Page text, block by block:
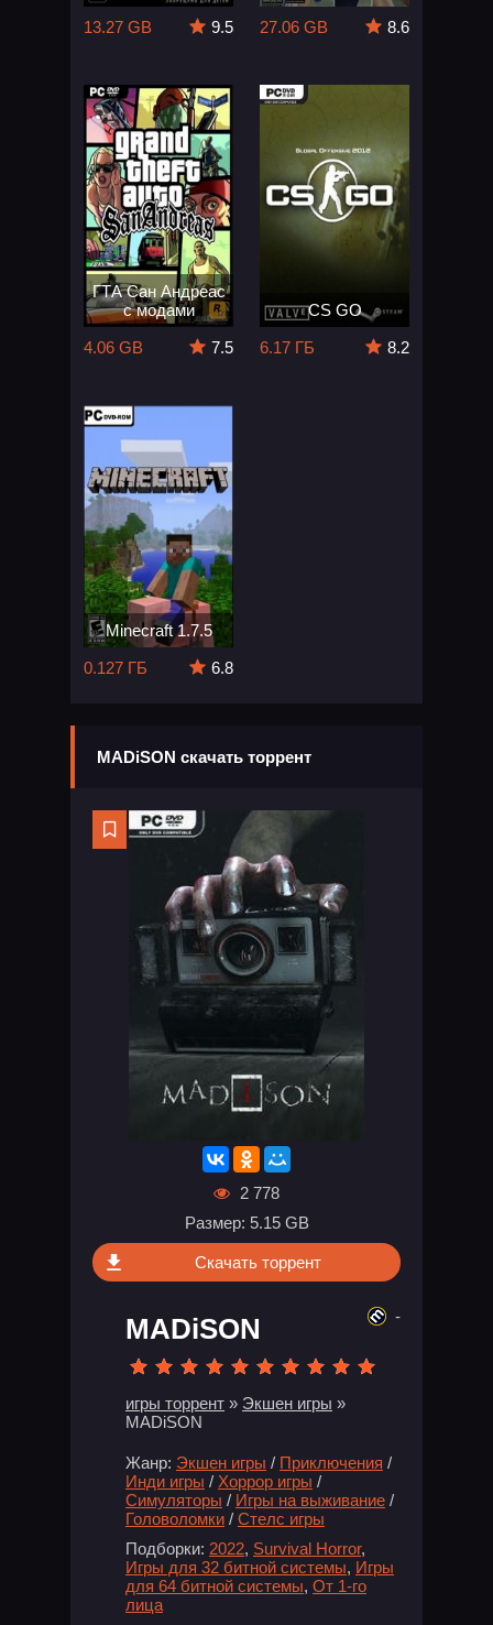
13.27 GB
9.5
27.06 GB
8.6
ГТА Сан Андреас
с модами
4.06 GB
7.5
CS GO
6.17 ГБ
8.2
Minecraft 1.7.5
0.127 ГБ
6.8
MADiSON скачать торрент
2 778
Размер: 5.15 GB
Скачать торрент
MADiSON
игры торрент » Экшен игры »
MADiSON
Жанр: Экшен игры / Приключения /
Инди игры / Хоррор игры /
Симуляторы / Игры на выживание /
Головоломки / Стелс игры
Подборки: 2022, Survival Horror,
Игры для 32 битной системы, Игры
для 64 битной системы, От 1-го
лица
-